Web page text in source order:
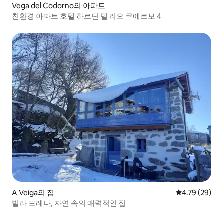
Vega del Codorno의 아파트
친환경 아파트 호텔 하르딘 델 리오 쿠에르보 4
A Veiga의 집 평점 4.79점(5
4.79 (29)
빌라 모레나, 자연 속의 매력적인 집